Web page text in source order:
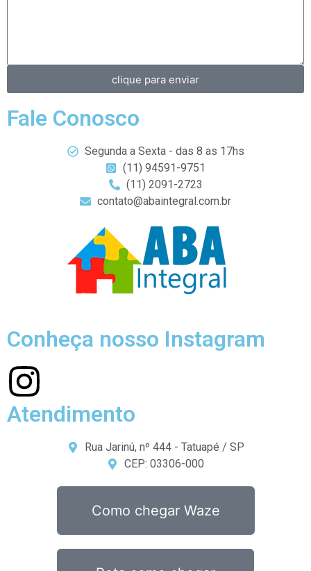
clique para enviar
Fale Conosco
Segunda a Sexta - das 8 as 17hs
(11) 94591-9751
(11) 2091-2723
contato@abaintegral.com.br
Conheça nosso Instagram
Atendimento
Rua Jarinú, nº 444 - Tatuapé / SP
CEP: 03306-000
Como chegar Waze